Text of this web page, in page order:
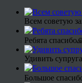
Всем советую
Ребята
Удивить
Большое